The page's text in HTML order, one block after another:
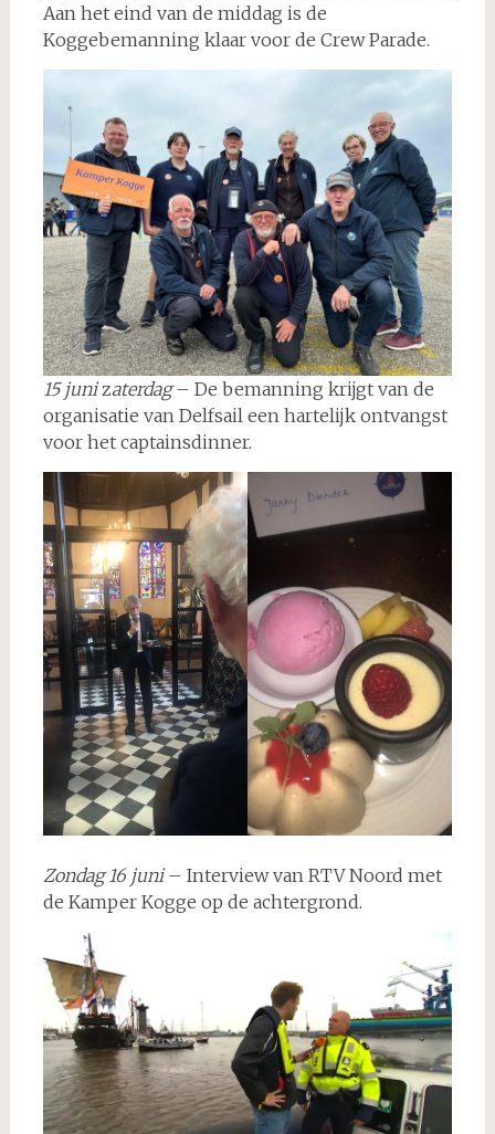
Aan het eind van de middag is de
Koggebemanning klaar voor de Crew Parade.
15 junizaterdag– De bemanning krijgt van de
organisatie van Delfsail een hartelijk ontvangst
voor het captainsdinner.
Zondag 16 juni– Interview van RTV Noord met
de Kamper Kogge op de achtergrond.